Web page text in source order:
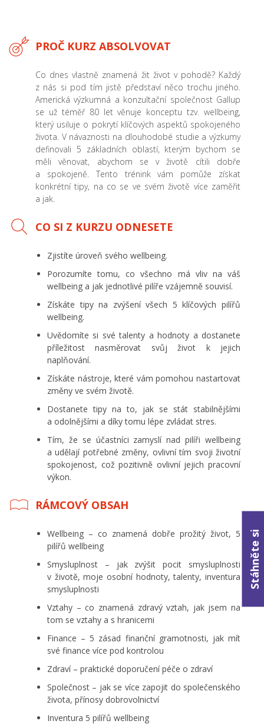
PROČ KURZ ABSOLVOVAT
Co dnes vlastně znamená žit život v pohodě? Každý
z nás si pod tím jistě představí něco trochu jiného.
Americká výzkumná a konzultační společnost Gallup
se už téměř 80 let věnuje konceptu tzv. wellbeing,
který usiluje o pokrytí klíčových aspektů spokojeného
života. V návaznosti na dlouhodobé studie a výzkumy
definovali 5 základních oblastí, kterým bychom se
měli věnovat, abychom se v životě cítili dobře
a spokojeně. Tento trénink vám pomůže získat
konkrétní tipy, na co se ve svém životě více zaměřit
a jak.
CO SI Z KURZU ODNESETE
Zjistíte úroveň svého wellbeing.
Porozumíte tomu, co všechno má vliv na váš
wellbeing a jak jednotlivé pilíře vzájemně souvisí.
Získáte tipy na zvýšení všech 5 klíčových pilířů
wellbeing.
Uvědomíte si své talenty a hodnoty a dostanete
příležitost nasměrovat svůj život k jejich
naplňování.
Získáte nástroje, které vám pomohou nastartovat
změny ve svém životě.
Dostanete tipy na to, jak se stát stabilnějšími
a odolnějšími a díky tomu lépe zvládat stres.
Tím, že se účastníci zamyslí nad pilíři wellbeing
a udělají potřebné změny, ovlivní tím svoji životní
spokojenost, což pozitivně ovlivní jejich pracovní
výkon.
RÁMCOVÝ OBSAH
Wellbeing – co znamená dobře prožitý život, 5
pilířů wellbeing
Smysluplnost – jak zvýšit pocit smysluplnosti
v životě, moje osobní hodnoty, talenty, inventura
smysluplnosti
Vztahy – co znamená zdravý vztah, jak jsem na
tom se vztahy a s hranicemi
Finance – 5 zásad finanční gramotnosti, jak mít
své finance více pod kontrolou
Zdraví – praktické doporučení péče o zdraví
Společnost – jak se více zapojit do společenského
života, přínosy dobrovolnictví
Inventura 5 pilířů wellbeing
Stáhněte si